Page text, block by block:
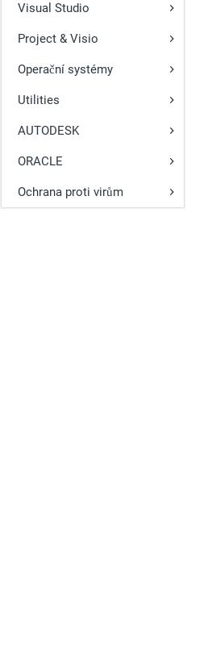
Visual Studio
Project & Visio
Operační systémy
Utilities
AUTODESK
ORACLE
Ochrana proti virům